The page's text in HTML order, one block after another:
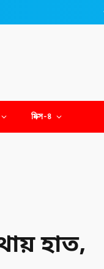
মিক্স-৪
হাত,